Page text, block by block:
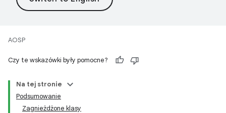
AOSP
Czy te wskazówki były pomocne?
Na tej stronie
Podsumowanie
Zagnieżdżone klasy